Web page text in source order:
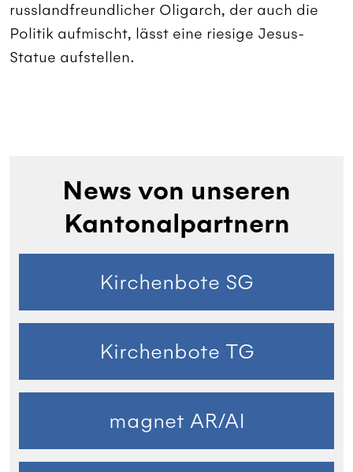
russlandfreundlicher Oligarch, der auch die
Politik aufmischt, lässt eine riesige Jesus-
Statue aufstellen.
News von unseren
Kantonalpartnern
Kirchenbote SG
Kirchenbote TG
magnet AR/AI